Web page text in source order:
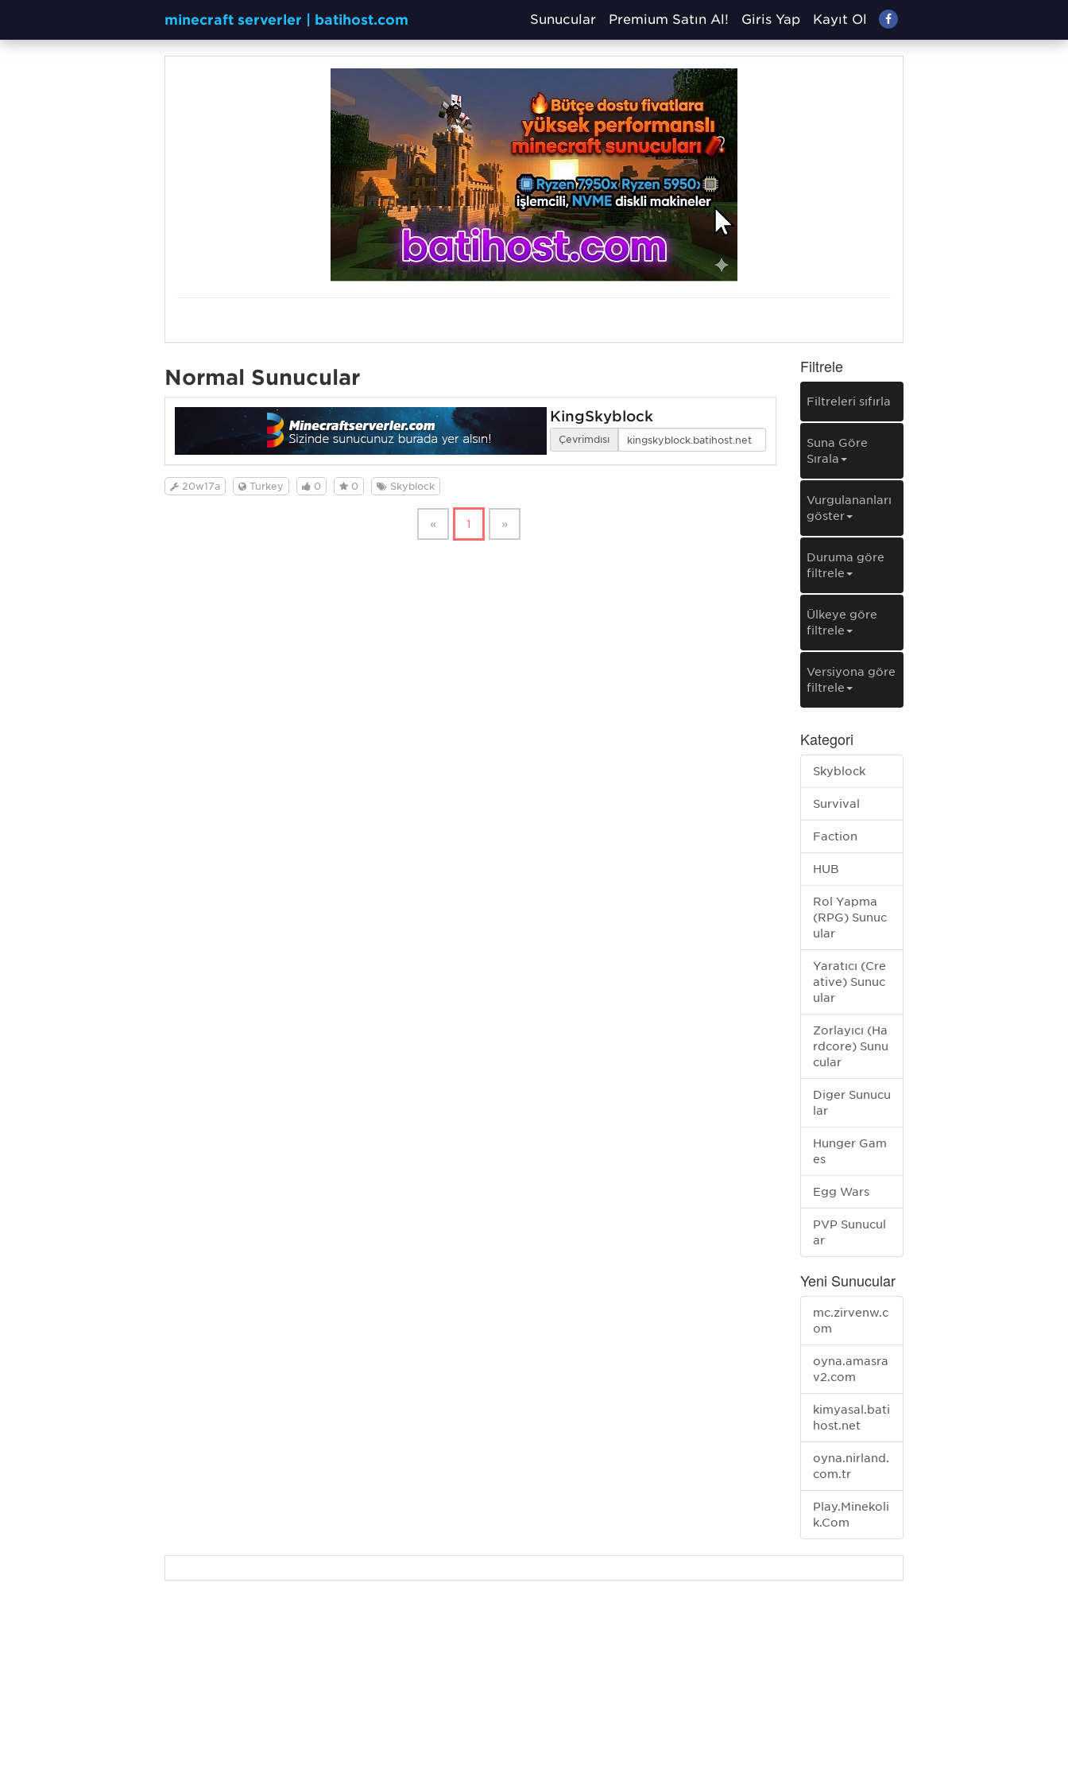
minecraft serverler | batihost.com Sunucular Premium Satın Al! Giriş Yap Kayıt Ol
Normal Sunucular
KingSkyblock
Çevrimdışı
20w17a Turkey 0 0 Skyblock
« 1 »
Filtrele
Filtreleri sıfırla
Şuna Göre
Sırala
Vurgulananları
göster
Duruma göre
filtrele
Ülkeye göre
filtrele
Versiyona göre
filtrele
Kategori
Skyblock
Survival
Faction
HUB
Rol Yapma
(RPG) Sunuc
ular
Yaratıcı (Cre
ative) Sunuc
ular
Zorlayıcı (Ha
rdcore) Sunu
cular
Diğer Sunucu
lar
Hunger Gam
es
Egg Wars
PVP Sunucul
ar
Yeni Sunucular
mc.zirvenw.c
om
oyna.amasra
v2.com
kimyasal.bati
host.net
oyna.nirland.
com.tr
Play.Minekoli
k.Com